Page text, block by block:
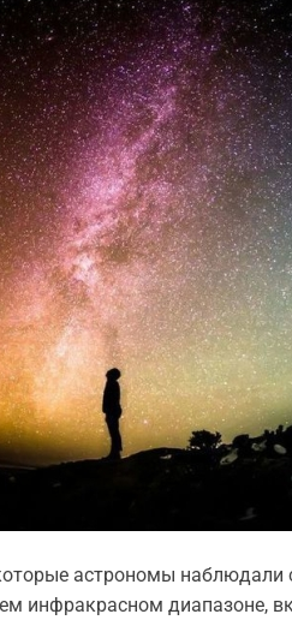
астрономы
инфракрасном диапазоне,